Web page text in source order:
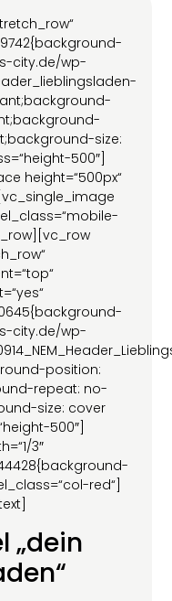
city.de/wp-
size:
500″]
height=“500px“
el_class=“mobile-
city.de/wp-
position:
repeat: no-
size: cover
500″]
3″
red“]
„dein